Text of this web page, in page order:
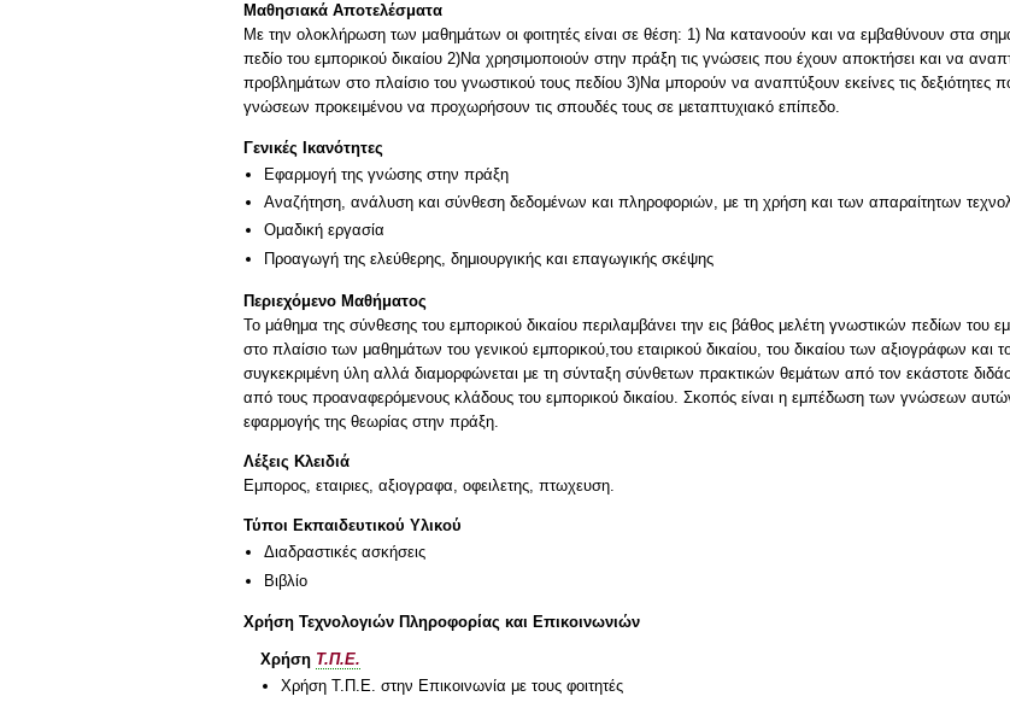
Μαθησιακά Αποτελέσματα
Με την ολοκλήρωση των μαθημάτων οι φοιτητές είναι σε θέση: 1) Να κατανοούν και να εμβαθύνουν στα
πεδίο του εμπορικού δικαίου 2)Να χρησιμοποιούν στην πράξη τις γνώσεις που έχουν αποκτήσει και να
προβλημάτων στο πλαίσιο του γνωστικού τους πεδίου 3)Να μπορούν να αναπτύξουν εκείνες τις δεξιότητες
γνώσεων προκειμένου να προχωρήσουν τις σπουδές τους σε μεταπτυχιακό επίπεδο.
Γενικές Ικανότητες
Εφαρμογή της γνώσης στην πράξη
Αναζήτηση, ανάλυση και σύνθεση δεδομένων και πληροφοριών, με τη χρήση και των απαραίτητων
Ομαδική εργασία
Προαγωγή της ελεύθερης, δημιουργικής και επαγωγικής σκέψης
Περιεχόμενο Μαθήματος
Το μάθημα της σύνθεσης του εμπορικού δικαίου περιλαμβάνει την εις βάθος μελέτη γνωστικών πεδίων του
στο πλαίσιο των μαθημάτων του γενικού εμπορικού,του εταιρικού δικαίου, του δικαίου των αξιογράφων και
συγκεκριμένη ύλη αλλά διαμορφώνεται με τη σύνταξη σύνθετων πρακτικών θεμάτων από τον εκάστοτε
από τους προαναφερόμενους κλάδους του εμπορικού δικαίου. Σκοπός είναι η εμπέδωση των γνώσεων
εφαρμογής της θεωρίας στην πράξη.
Λέξεις Κλειδιά
Εμπορος, εταιριες, αξιογραφα, οφειλετης, πτωχευση.
Τύποι Εκπαιδευτικού Υλικού
Διαδραστικές ασκήσεις
Βιβλίο
Χρήση Τεχνολογιών Πληροφορίας και Επικοινωνιών
Χρήση Τ.Π.Ε.
Χρήση Τ.Π.Ε. στην Επικοινωνία με τους φοιτητές